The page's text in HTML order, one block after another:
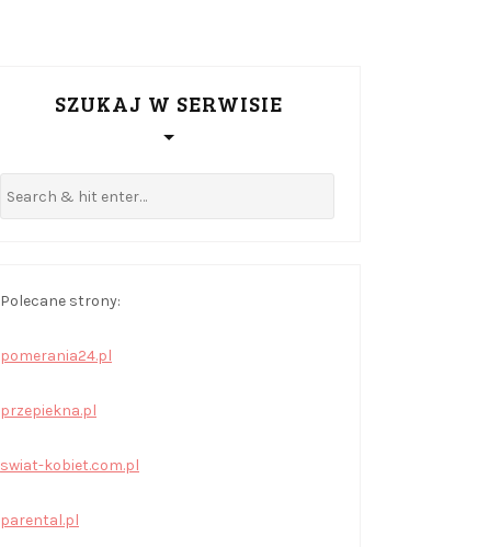
SZUKAJ W SERWISIE
Polecane strony:
pomerania24.pl
przepiekna.pl
swiat-kobiet.com.pl
parental.pl